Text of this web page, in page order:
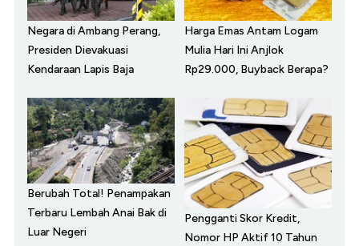
Negara di Ambang Perang,
Presiden Dievakuasi
Kendaraan Lapis Baja
Harga Emas Antam Logam
Mulia Hari Ini Anjlok
Rp29.000, Buyback Berapa?
Berubah Total! Penampakan
Terbaru Lembah Anai Bak di
Luar Negeri
Pengganti Skor Kredit,
Nomor HP Aktif 10 Tahun